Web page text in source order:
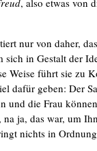
, also etwas von
nur von daher,
sich in Gestalt der
Wei­se führt sie zu
dafür geben: Der
und die Frau
ja, das war, um
nichts in